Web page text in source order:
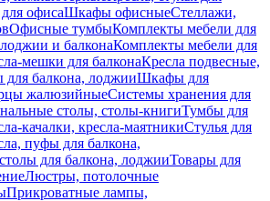
офисаШкафы офисныеСтеллажи,
Офисные тумбыКомплекты мебели для
и балконаКомплекты мебели для
мешки для балконаКресла подвесные,
для балкона, лоджииШкафы для
жалюзийныеСистемы хранения для
столы, столы-книгиТумбы для
качалки, кресла-маятникиСтулья для
пуфы для балкона,
для балкона, лоджииТовары для
Люстры, потолочные
Прикроватные лампы,